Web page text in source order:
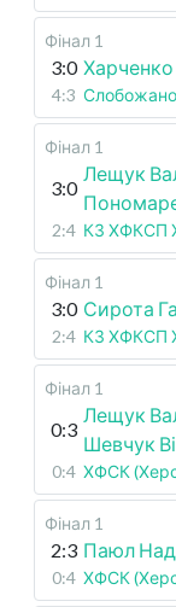
Фінал 1
3:0
4:3
Фінал 1
3:0
Лещук
2:4 КЗ ХФКСП
Фінал 1
3:0 Сирота
2:4 КЗ ХФКСП
Фінал 1
0:3
Лещук
Шевчук
0:4 ХФСК
Фінал 1
2:3 Паюл
0:4 ХФСК